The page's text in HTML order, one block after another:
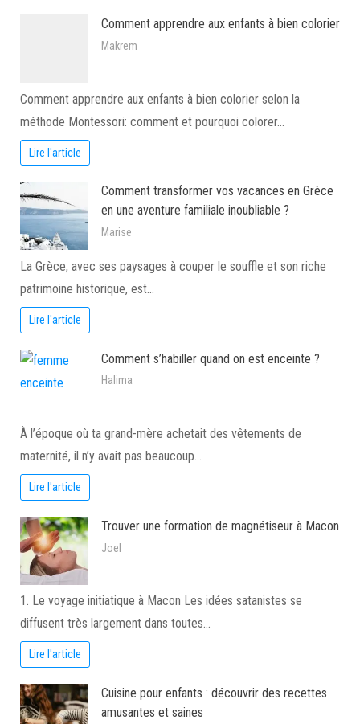
Comment apprendre aux enfants à bien colorier
Makrem
Comment apprendre aux enfants à bien colorier selon la
méthode Montessori: comment et pourquoi colorer…
Lire l'article
Comment transformer vos vacances en Grèce
en une aventure familiale inoubliable ?
Marise
La Grèce, avec ses paysages à couper le souffle et son riche
patrimoine historique, est…
Lire l'article
Comment s’habiller quand on est enceinte ?
Halima
À l’époque où ta grand-mère achetait des vêtements de
maternité, il n’y avait pas beaucoup…
Lire l'article
Trouver une formation de magnétiseur à Macon
Joel
1. Le voyage initiatique à Macon Les idées satanistes se
diffusent très largement dans toutes…
Lire l'article
Cuisine pour enfants : découvrir des recettes
amusantes et saines